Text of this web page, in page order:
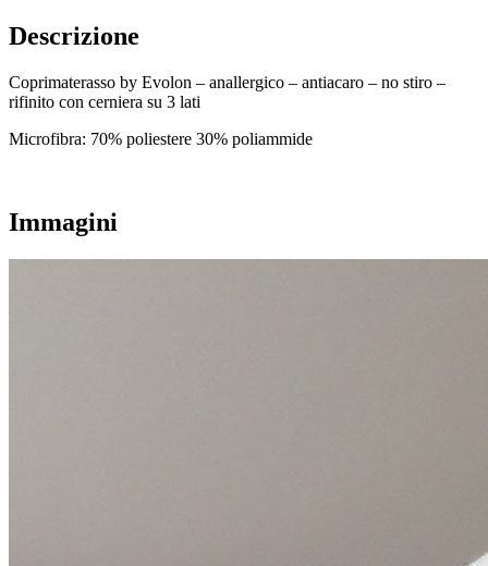
Descrizione
Coprimaterasso by Evolon – anallergico – antiacaro – no stiro –
rifinito con cerniera su 3 lati
Microfibra: 70% poliestere 30% poliammide
Immagini